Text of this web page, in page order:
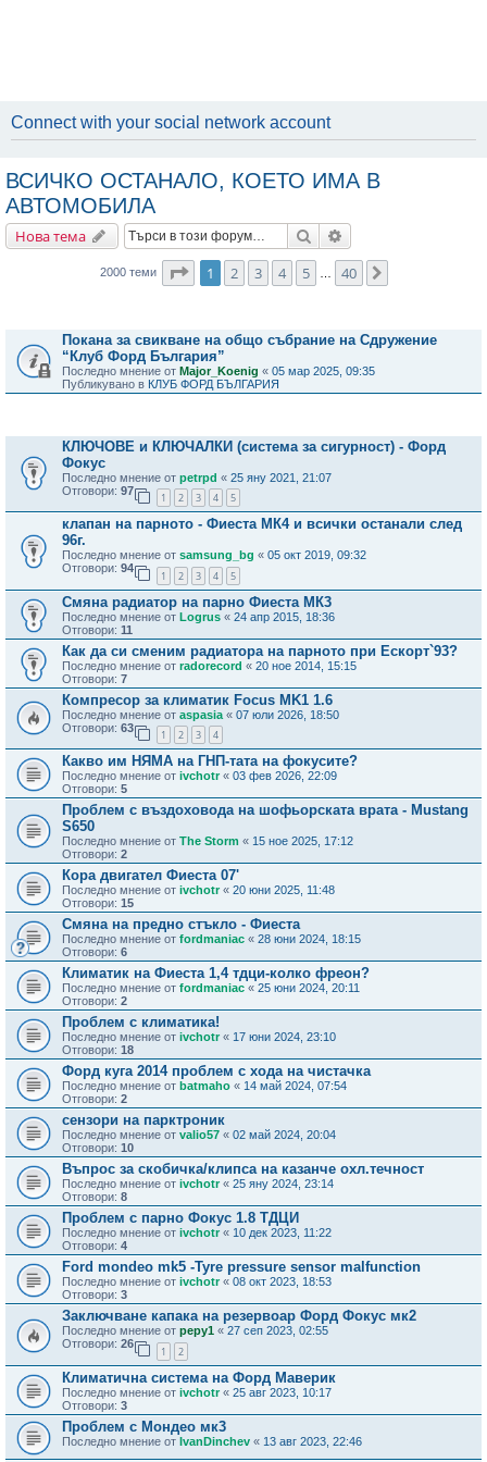
Connect with your social network account
ВСИЧКО ОСТАНАЛО, КОЕТО ИМА В
АВТОМОБИЛА
Нова тема Търсене
2000 теми Страница1 от
1 2 3 4 5 40
Покана за свикване на общо събрание на Сдружение
“Клуб Форд България”
Последно мнение от Major_Koenig « 05 мар 2025, 09:35
Публикувано в КЛУБ ФОРД БЪЛГАРИЯ
КЛЮЧОВЕ и КЛЮЧАЛКИ (система за сигурност) - Форд
Фокус
Последно мнение от petrpd « 25 яну 2021, 21:07
Отговори: 97
1 2 3 4 5
клапан на парното - Фиеста МК4 и всички останали след
96г.
Последно мнение от samsung_bg « 05 окт 2019, 09:32
Отговори: 94
1 2 3 4 5
Смяна радиатор на парно Фиеста МК3
Последно мнение от Logrus « 24 апр 2015, 18:36
Отговори: 11
Как да си сменим радиатора на парното при Ескорт`93?
Последно мнение от radorecord « 20 ное 2014, 15:15
Отговори: 7
Компресор за климатик Focus MK1 1.6
Последно мнение от aspasia « 07 юли 2026, 18:50
Отговори: 63
1 2 3 4
Какво им НЯМА на ГНП-тата на фокусите?
Последно мнение от ivchotr« 03 фев 2026, 22:09
Отговори: 5
Проблем с въздоховода на шофьорската врата - Mustang
S650
Последно мнение от The Storm « 15 ное 2025, 17:12
Отговори: 2
Кора двигател Фиеста 07'
Последно мнение от ivchotr« 20 юни 2025, 11:48
Отговори: 15
Смяна на предно стъкло - Фиеста
Последно мнение от fordmaniac « 28 юни 2024, 18:15
Отговори: 6
Климатик на Фиеста 1,4 тдци-колко фреон?
Последно мнение от fordmaniac « 25 юни 2024, 20:11
Отговори: 2
Проблем с климатика!
Последно мнение от ivchotr « 17 юни 2024, 23:10
Отговори: 18
Форд куга 2014 проблем с хода на чистачка
Последно мнение от batmaho « 14 май 2024, 07:54
Отговори: 2
сензори на парктроник
Последно мнение от valio57 « 02 май 2024, 20:04
Отговори: 10
Въпрос за скобичка/клипса на казанче охл.течност
Последно мнение от ivchotr« 25 яну 2024, 23:14
Отговори: 8
Проблем с парно Фокус 1.8 ТДЦИ
Последно мнение от ivchotr « 10 дек 2023, 11:22
Отговори: 4
Ford mondeo mk5 -Tyre pressure sensor malfunction
Последно мнение от ivchotr« 08 окт 2023, 18:53
Отговори: 3
Заключване капака на резервоар Форд Фокус мк2
Последно мнение от pepy1 « 27 сеп 2023, 02:55
Отговори: 26
1 2
Климатична система на Форд Маверик
Последно мнение от ivchotr« 25 авг 2023, 10:17
Отговори: 3
Проблем с Мондео мк3
Последно мнение от IvanDinchev « 13 авг 2023, 22:46